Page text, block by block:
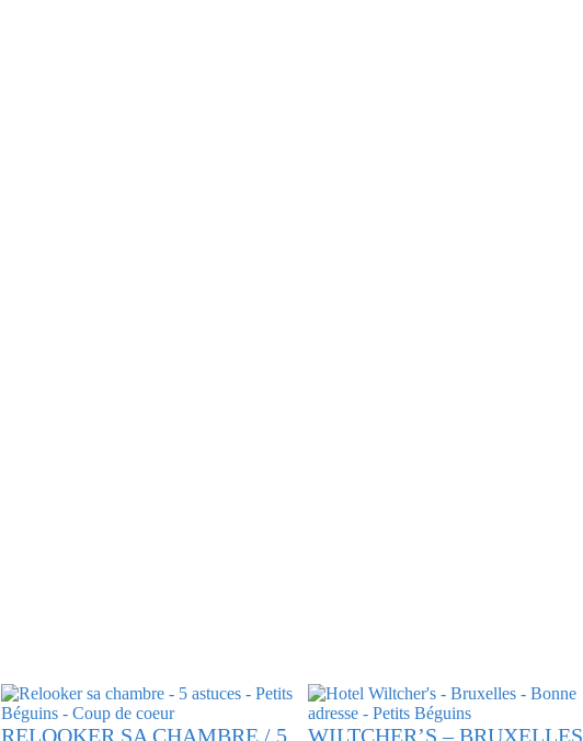
RELOOKER SA CHAMBRE / 5
WILTCHER’S – BRUXELLES